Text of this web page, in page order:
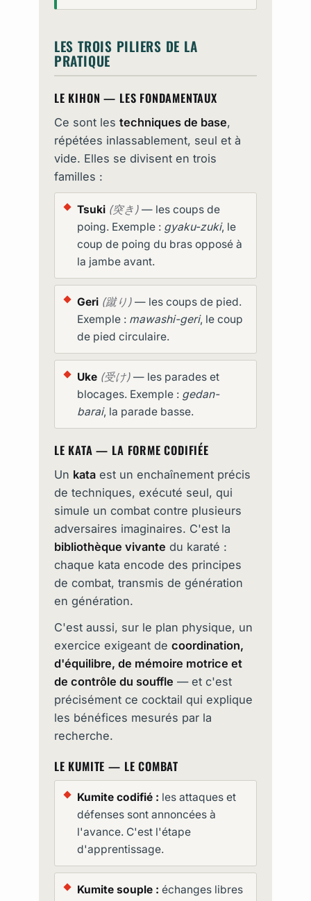
LES TROIS PILIERS DE LA
PRATIQUE
LE KIHON — LES FONDAMENTAUX
Ce sont les techniques de base,
répétées inlassablement, seul et à
vide. Elles se divisent en trois
familles :
Tsuki (突き)— les coups de
poing. Exemple : gyaku-zuki, le
coup de poing du bras opposé à
la jambe avant.
Geri (蹴り)— les coups de pied.
Exemple : mawashi-geri, le coup
de pied circulaire.
Uke (受け)— les parades et
blocages. Exemple : gedan-
barai, la parade basse.
LE KATA — LA FORME CODIFIÉE
Un kataest un enchaînement précis
de techniques, exécuté seul, qui
simule un combat contre plusieurs
adversaires imaginaires. C'est la
bibliothèque vivante du karaté :
chaque kata encode des principes
de combat, transmis de génération
en génération.
C'est aussi, sur le plan physique, un
exercice exigeant de coordination,
d'équilibre, de mémoire motrice et
de contrôle du souffle — et c'est
précisément ce cocktail qui explique
les bénéfices mesurés par la
recherche.
LE KUMITE — LE COMBAT
Kumite codifié : les attaques et
défenses sont annoncées à
l'avance. C'est l'étape
d'apprentissage.
Kumite souple : échanges libres